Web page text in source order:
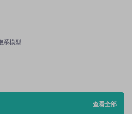
系模型
查看全部